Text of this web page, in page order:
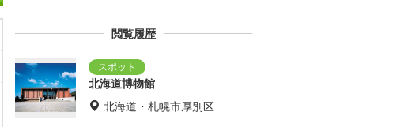
閲覧履歴
北海道博物館
北海道・札幌市厚別区